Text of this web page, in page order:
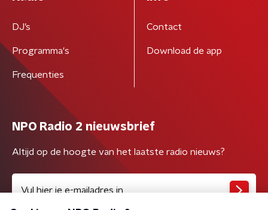
DJ’s
Programma's
Frequenties
Contact
Download de app
NPO Radio 2 nieuwsbrief
Altijd op de hoogte van het laatste radio nieuws?